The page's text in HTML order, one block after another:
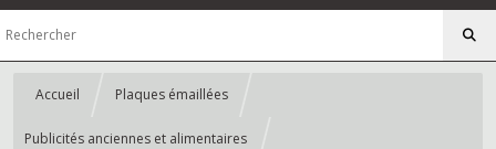
Accueil Plaques émaillées
Publicités anciennes et alimentaires